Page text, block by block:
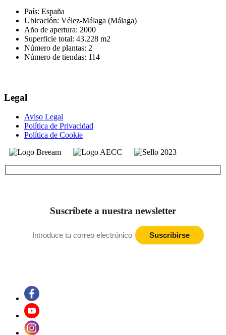
País: España
Ubicación: Vélez-Málaga (Málaga)
Año de apertura: 2000
Superficie total: 43.228 m2
Número de plantas: 2
Número de tiendas: 114
Legal
Aviso Legal
Política de Privacidad
Política de Cookie
Suscríbete a nuestra newsletter